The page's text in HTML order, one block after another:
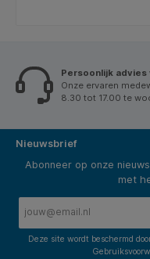
Persoonlijk advies
Onze ervaren
8.30 tot 17.00 te
Nieuwsbrief
Abonneer op onze
met
Deze site wordt beschermd